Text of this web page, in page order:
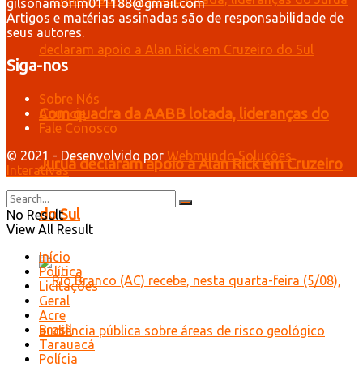
Com quadra da AABB lotada, lideranças do
Juruá declaram apoio a Alan Rick em Cruzeiro
do Sul
gilsonamorim011188@gmail.com
Artigos e matérias assinadas são de responsabilidade de
seus autores.
Siga-nos
Sobre Nós
Anuncie
Fale Conosco
© 2021 - Desenvolvido por Webmundo Soluções
Interativas
No Result
View All Result
Início
Política
Licitações
Geral
Acre
Brasil
Tarauacá
Polícia